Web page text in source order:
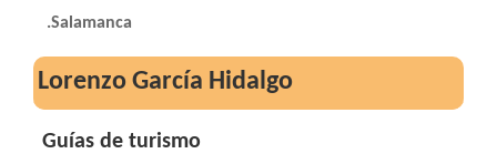
.Salamanca
Lorenzo García Hidalgo
Guías de turismo